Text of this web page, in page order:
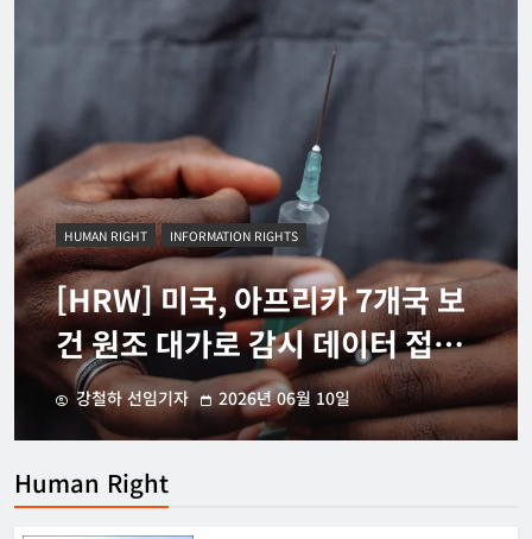
HUMAN RIGHT INFORMATION RIGHTS
[HRW] 미국, 아프리카 7개국 보
건 원조 대가로 감시 데이터 접근
권 요구
강철하 선임기자 2026년 06월 10일
Human Right